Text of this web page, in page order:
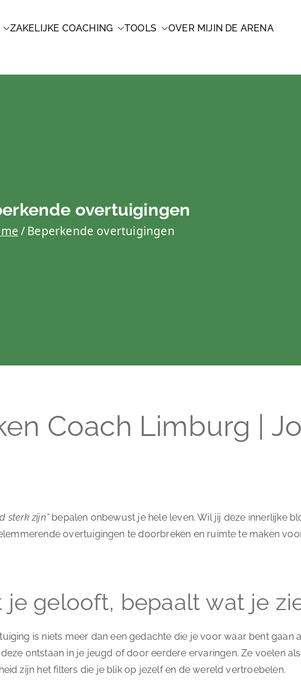
ZAKELIJKE COACHING TOOLS OVER MIJ IN DE ARENA
overtuigingen
Beperkende overtuigingen
Coach Limburg |
sterk zijn”bepalen onbewust je hele leven. Wil jij deze innerlijke
overtuigingen te doorbreken en ruimte te maken
je gelooft, bepaalt wat je
is niets meer dan een gedachte die je voor waar bent gaan
ontstaan in je jeugd of door eerdere ervaringen. Ze voelen als
zijn het filters die je blik op jezelf en de wereld vertroebelen.